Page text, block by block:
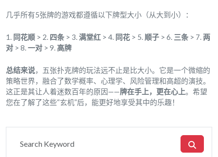
几乎所有5张牌的游戏都遵循以下牌型大小（从大到小）：
1. 同花顺 > 2. 四条 > 3.满堂红 > 4. 同花 > 5. 顺子 > 6. 三条 > 7. 两
对 > 8.一对 > 9. 高牌
总结来说，五张扑克牌的玩法远不止是比大小。它是一个微缩的
策略世界，融合了数学概率、心理学、风险管理和高超的演技。
这正是其让人着迷数百年的原因——牌在手上，更在心上。希望
您在了解了这些“玄机”后，能更好地享受其中的乐趣！